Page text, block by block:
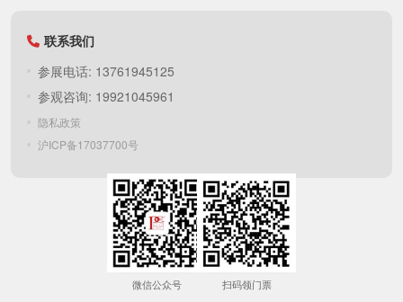
联系我们
参展电话: 13761945125
参观咨询: 19921045961
隐私政策
沪ICP备17037700号
微信公众号 扫码领门票